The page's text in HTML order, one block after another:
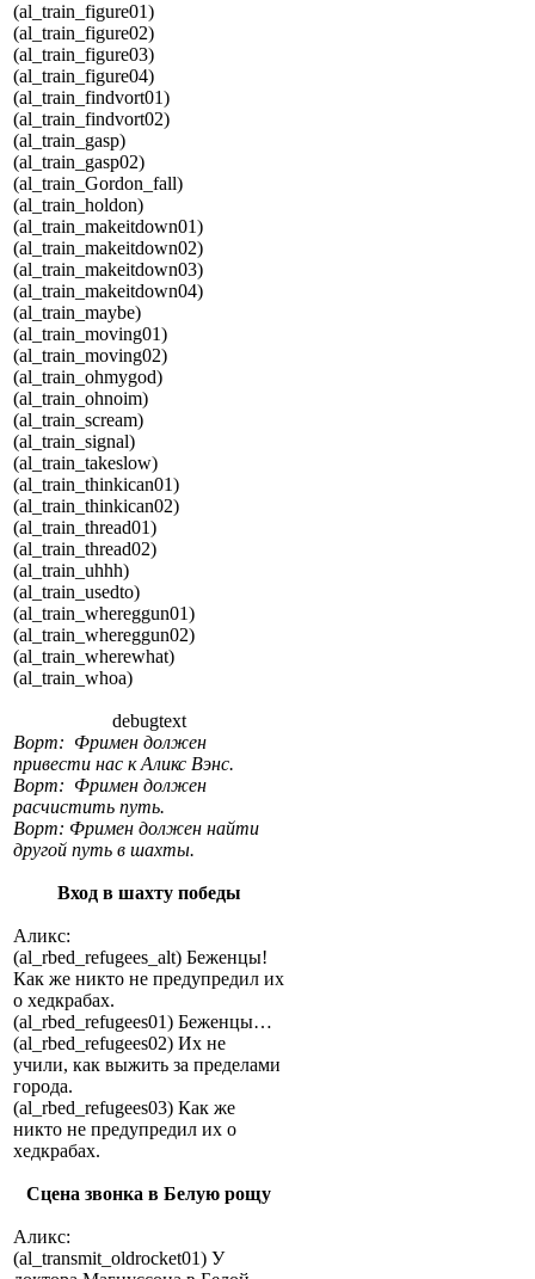
(al_train_figure01)
(al_train_figure02)
(al_train_figure03)
(al_train_figure04)
(al_train_findvort01)
(al_train_findvort02)
(al_train_gasp)
(al_train_gasp02)
(al_train_Gordon_fall)
(al_train_holdon)
(al_train_makeitdown01)
(al_train_makeitdown02)
(al_train_makeitdown03)
(al_train_makeitdown04)
(al_train_maybe)
(al_train_moving01)
(al_train_moving02)
(al_train_ohmygod)
(al_train_ohnoim)
(al_train_scream)
(al_train_signal)
(al_train_takeslow)
(al_train_thinkican01)
(al_train_thinkican02)
(al_train_thread01)
(al_train_thread02)
(al_train_uhhh)
(al_train_usedto)
(al_train_whereggun01)
(al_train_whereggun02)
(al_train_wherewhat)
(al_train_whoa)
debugtext
Ворт: Фримен должен
привести нас к Аликс Вэнс.
Ворт: Фримен должен
расчистить путь.
Ворт: Фримен должен найти
другой путь в шахты.
Вход в шахту победы
Аликс:
(al_rbed_refugees_alt) Беженцы!
Как же никто не предупредил их
о хедкрабах.
(al_rbed_refugees01) Беженцы…
(al_rbed_refugees02) Их не
учили, как выжить за пределами
города.
(al_rbed_refugees03) Как же
никто не предупредил их о
хедкрабах.
Сцена звонка в Белую рощу
Аликс:
(al_transmit_oldrocket01) У